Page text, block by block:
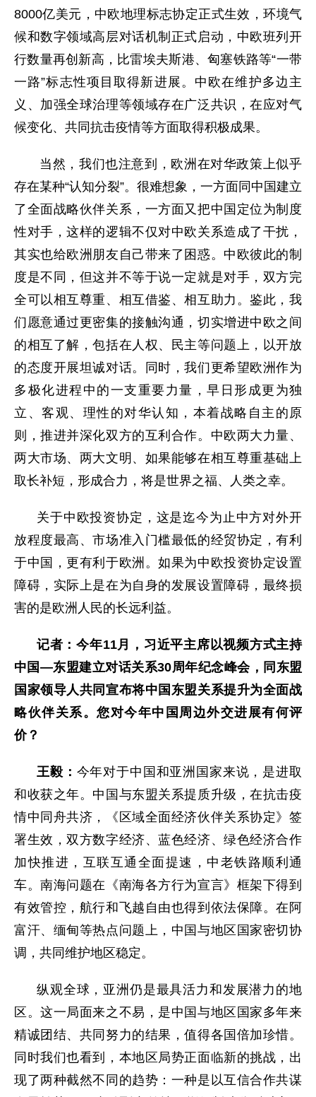
8000亿美元，中欧地理标志协定正式生效，环境气
候和数字领域高层对话机制正式启动，中欧班列开
行数量再创新高，比雷埃夫斯港、匈塞铁路等“一带
一路”标志性项目取得新进展。中欧在维护多边主
义、加强全球治理等领域存在广泛共识，在应对气
候变化、共同抗击疫情等方面取得积极成果。
当然，我们也注意到，欧洲在对华政策上似乎
存在某种“认知分裂”。很难想象，一方面同中国建立
了全面战略伙伴关系，一方面又把中国定位为制度
性对手，这样的逻辑不仅对中欧关系造成了干扰，
其实也给欧洲朋友自己带来了困惑。中欧彼此的制
度是不同，但这并不等于说一定就是对手，双方完
全可以相互尊重、相互借鉴、相互助力。鉴此，我
们愿意通过更密集的接触沟通，切实增进中欧之间
的相互了解，包括在人权、民主等问题上，以开放
的态度开展坦诚对话。同时，我们更希望欧洲作为
多极化进程中的一支重要力量，早日形成更为独
立、客观、理性的对华认知，本着战略自主的原
则，推进并深化双方的互利合作。中欧两大力量、
两大市场、 两大文明、 如果能够在相互尊重基础上
取长补短，形成合力，将是世界之福、人类之幸。
关于中欧投资协定，这是迄今为止中方对外开
放程度最高、市场准入门槛最低的经贸协定，有利
于中国，更有利于欧洲。如果为中欧投资协定设置
障碍，实际上是在为自身的发展设置障碍，最终损
害的是欧洲人民的长远利益。
记者：今年11月，习近平主席以视频方式主持
中国—东盟建立对话关系30周年纪念峰会，同东盟
国家领导人共同宣布将中国东盟关系提升为全面战
略伙伴关系。您对今年中国周边外交进展有何评
价？
王毅： 今年对于中国和亚洲国家来说，是进取
和收获之年。中国与东盟关系提质升级，在抗击疫
情中同舟共济，《区域全面经济伙伴关系协定》签
署生效，双方数字经济、蓝色经济、绿色经济合作
加快推进，互联互通全面提速，中老铁路顺利通
车。南海问题在《南海各方行为宣言》框架下得到
有效管控，航行和飞越自由也得到依法保障。在阿
富汗、缅甸等热点问题上，中国与地区国家密切协
调，共同维护地区稳定。
纵观全球，亚洲仍是最具活力和发展潜力的地
区。这一局面来之不易，是中国与地区国家多年来
精诚团结、共同努力的结果，值得各国倍加珍惜。
同时我们也看到，本地区局势正面临新的挑战，出
现了两种截然不同的趋势：一种是以互信合作共谋